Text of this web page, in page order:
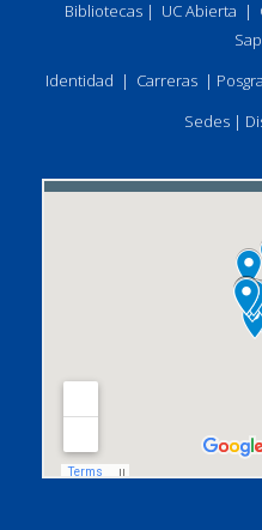
Bibliotecas| UC Abierta |
Identidad | Carreras |
Sedes |